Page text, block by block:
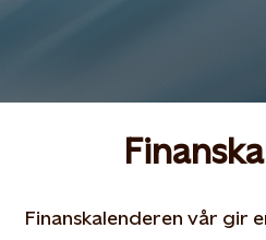
Finanskalenderen vår gir